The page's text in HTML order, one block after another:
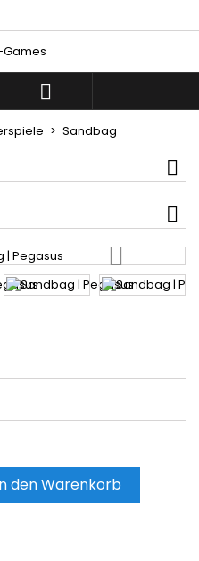

Sandbag
den Warenkorb
×
add_circle_outline
Neue Liste anlegen
×
×
um Artikel Ihrer
können.